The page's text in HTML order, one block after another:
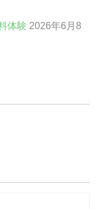
体験 2026年6月8